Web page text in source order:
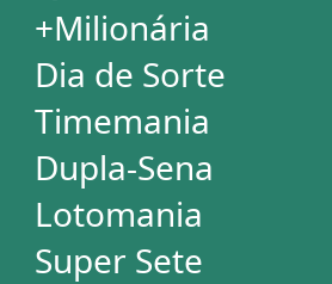
SUPORTE
Idioma
Dúvidas
Termos de Uso
Privacidade
Fale conosco